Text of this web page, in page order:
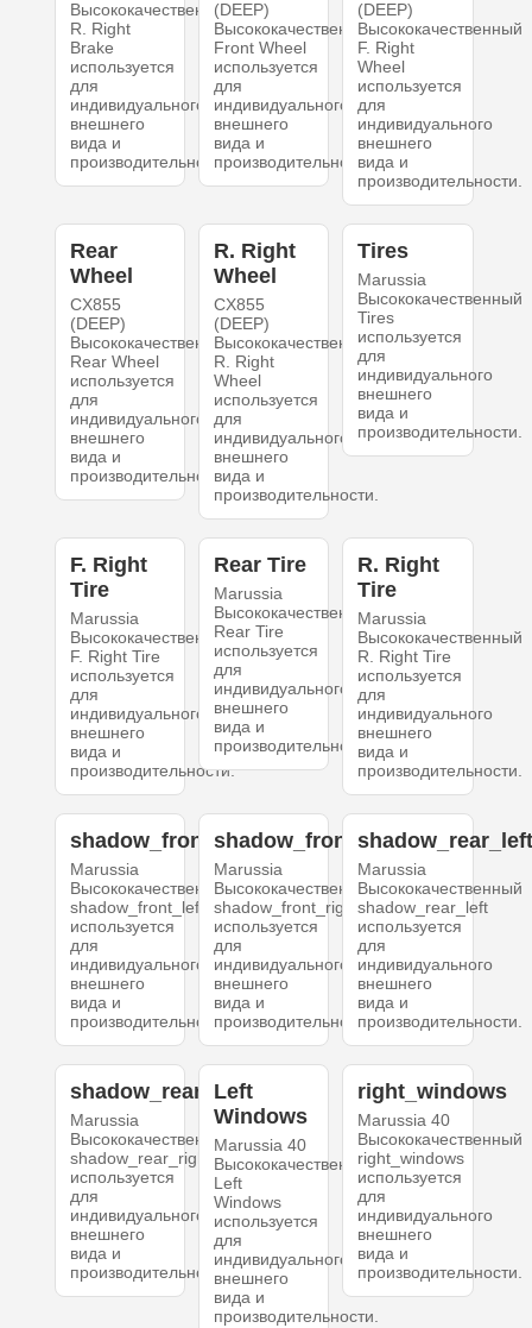
Высококачественный
R. Right
Brake
используется
для
индивидуального
внешнего
вида и
производительности.
(DEEP)
Высококачественный
Front Wheel
используется
для
индивидуального
внешнего
вида и
производительности.
(DEEP)
Высококачественный
F. Right
Wheel
используется
для
индивидуального
внешнего
вида и
производительности.
Rear
Wheel
CX855
(DEEP)
Высококачественный
Rear Wheel
используется
для
индивидуального
внешнего
вида и
производительности.
R. Right
Wheel
CX855
(DEEP)
Высококачественный
R. Right
Wheel
используется
для
индивидуального
внешнего
вида и
производительности.
Tires
Marussia
Высококачественный
Tires
используется
для
индивидуального
внешнего
вида и
производительности.
F. Right
Tire
Marussia
Высококачественный
F. Right Tire
используется
для
индивидуального
внешнего
вида и
производительности.
Rear Tire
Marussia
Высококачественный
Rear Tire
используется
для
индивидуального
внешнего
вида и
производительности.
R. Right
Tire
Marussia
Высококачественный
R. Right Tire
используется
для
индивидуального
внешнего
вида и
производительности.
shadow_front_left
Marussia
Высококачественный
shadow_front_left
используется
для
индивидуального
внешнего
вида и
производительности.
shadow_front_right
Marussia
Высококачественный
shadow_front_right
используется
для
индивидуального
внешнего
вида и
производительности.
Marussia
Высококачественный
shadow_rear_left
используется
для
индивидуального
внешнего
вида и
производительности.
shadow_rear_right
Marussia
Высококачественный
shadow_rear_right
используется
для
индивидуального
внешнего
вида и
производительности.
Left
Windows
Marussia 40
Высококачественный
Left
Windows
используется
для
индивидуального
внешнего
вида и
производительности.
right_windows
Marussia 40
Высококачественный
right_windows
используется
для
индивидуального
внешнего
вида и
производительности.